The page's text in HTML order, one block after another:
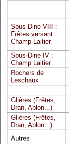
Sous-Dine VIII :
Frêtes versant
Champ Laitier
Sous-Dine IV :
Champ Laitier
Rochers de
Leschaux
Glières (Frêtes,
Dran, Ablon...)
Glières (Frêtes,
Dran, Ablon...)
Autres